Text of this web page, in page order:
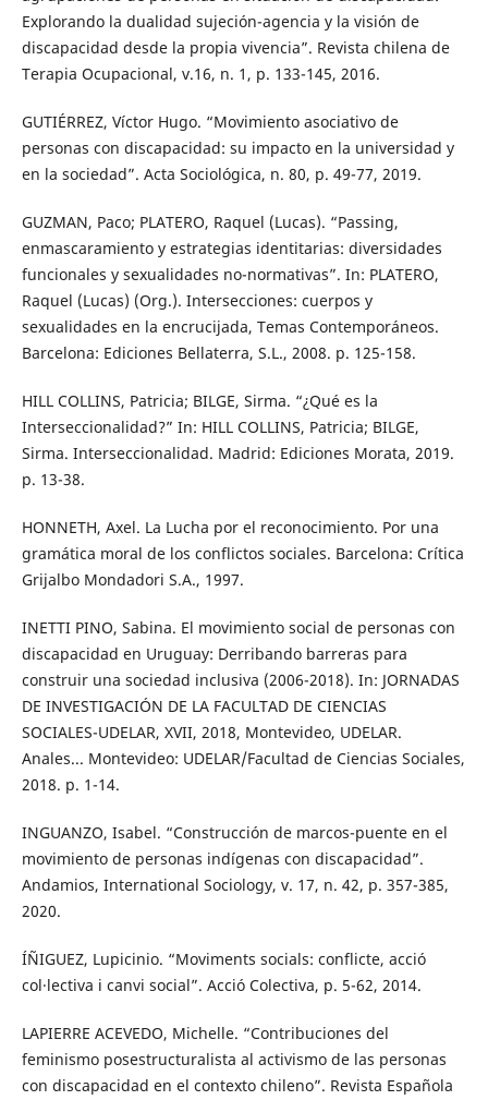
Explorando la dualidad sujeción-agencia y la visión de
discapacidad desde la propia vivencia”. Revista chilena de
Terapia Ocupacional, v.16, n. 1, p. 133-145, 2016.
GUTIÉRREZ, Víctor Hugo. “Movimiento asociativo de
personas con discapacidad: su impacto en la universidad y
en la sociedad”. Acta Sociológica, n. 80, p. 49-77, 2019.
GUZMAN, Paco; PLATERO, Raquel (Lucas). “Passing,
enmascaramiento y estrategias identitarias: diversidades
funcionales y sexualidades no-normativas”. In: PLATERO,
Raquel (Lucas) (Org.). Intersecciones: cuerpos y
sexualidades en la encrucijada, Temas Contemporáneos.
Barcelona: Ediciones Bellaterra, S.L., 2008. p. 125-158.
HILL COLLINS, Patricia; BILGE, Sirma. “¿Qué es la
Interseccionalidad?” In: HILL COLLINS, Patricia; BILGE,
Sirma. Interseccionalidad. Madrid: Ediciones Morata, 2019.
p. 13-38.
HONNETH, Axel. La Lucha por el reconocimiento. Por una
gramática moral de los conflictos sociales. Barcelona: Crítica
Grijalbo Mondadori S.A., 1997.
INETTI PINO, Sabina. El movimiento social de personas con
discapacidad en Uruguay: Derribando barreras para
construir una sociedad inclusiva (2006-2018). In: JORNADAS
DE INVESTIGACIÓN DE LA FACULTAD DE CIENCIAS
SOCIALES-UDELAR, XVII, 2018, Montevideo, UDELAR.
Anales... Montevideo: UDELAR/Facultad de Ciencias Sociales,
2018. p. 1-14.
INGUANZO, Isabel. “Construcción de marcos-puente en el
movimiento de personas indígenas con discapacidad”.
Andamios, International Sociology, v. 17, n. 42, p. 357-385,
2020.
ÍÑIGUEZ, Lupicinio. “Moviments socials: conflicte, acció
col·lectiva i canvi social”. Acció Colectiva, p. 5-62, 2014.
LAPIERRE ACEVEDO, Michelle. “Contribuciones del
feminismo posestructuralista al activismo de las personas
con discapacidad en el contexto chileno”. Revista Española